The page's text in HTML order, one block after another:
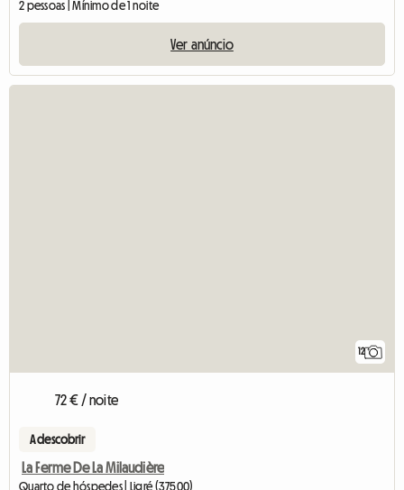
2 pessoas | Mínimo de 1 noite
Ver anúncio
12
72 € / noite
A descobrir
La Ferme De La Milaudière
Quarto de hóspedes | Ligré (37500)